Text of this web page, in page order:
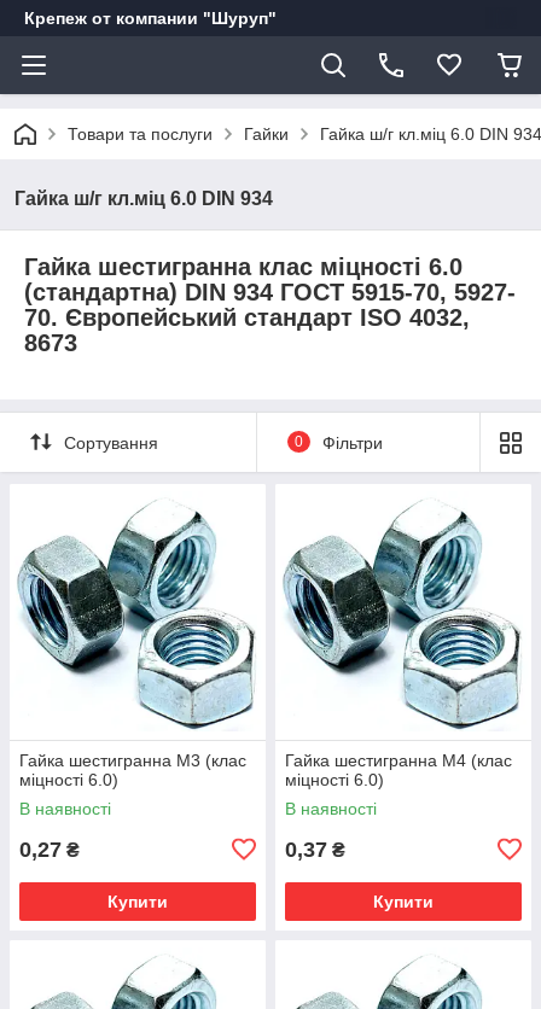
Крепеж от компании "Шуруп"
Товари та послуги Гайки Гайка ш/г кл.міц 6.0 DIN 934
Гайка ш/г кл.міц 6.0 DIN 934
Гайка шестигранна клас міцності 6.0
(стандартна) DIN 934 ГОСТ 5915-70, 5927-
70. Європейський стандарт ISO 4032,
8673
Сортування 0 Фільтри
Гайка шестигранна М3 (клас
міцності 6.0)
В наявності
0,27 ₴
Купити
Гайка шестигранна М4 (клас
міцності 6.0)
В наявності
0,37 ₴
Купити